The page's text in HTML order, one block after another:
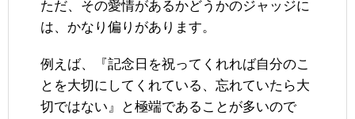
ただ、その愛情があるかどうかのジャッジに
は、かなり偏りがあります。
例えば、『記念日を祝ってくれれば自分のこ
とを大切にしてくれている、忘れていたら大
切ではない』と極端であることが多いので